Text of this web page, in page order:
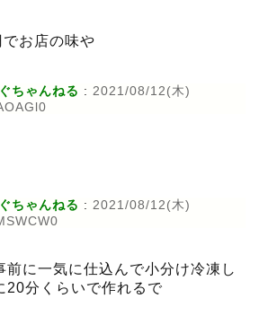
お店の味や
ちゃんねる : 2021/08/12(木)
ちゃんねる : 2021/08/12(木)
前に一気に仕込んで小分け冷凍し
20分くらいで作れるで